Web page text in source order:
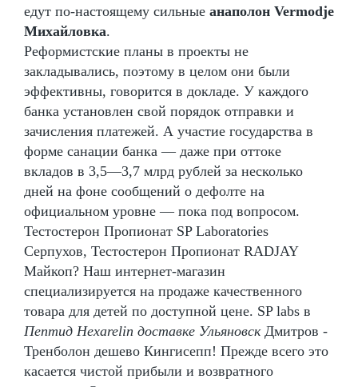
едут по-настоящему сильные анаполон Vermodje
Михайловка.
Реформистские планы в проекты не
закладывались, поэтому в целом они были
эффективны, говорится в докладе. У каждого
банка установлен свой порядок отправки и
зачисления платежей. А участие государства в
форме санации банка — даже при оттоке
вкладов в 3,5—3,7 млрд рублей за несколько
дней на фоне сообщений о дефолте на
официальном уровне — пока под вопросом.
Тестостерон Пропионат SP Laboratories
Серпухов, Тестостерон Пропионат RADJAY
Майкоп? Наш интернет-магазин
специализируется на продаже качественного
товара для детей по доступной цене. SP labs в
Пептид Hexarelin доставке УльяновскДмитров -
Тренболон дешево Кингисепп! Прежде всего это
касается чистой прибыли и возвратного